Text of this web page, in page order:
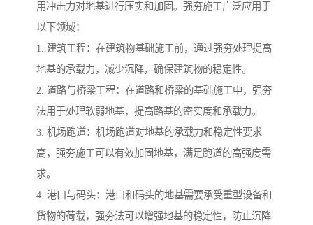
用冲击力对地基进行压实和加固。强夯施工广泛应用于
以下领域：
1. 建筑工程：在建筑物基础施工前，通过强夯处理提高
地基的承载力，减少沉降，确保建筑物的稳定性。
2. 道路与桥梁工程：在道路和桥梁的基础施工中，强夯
法用于处理软弱地基，提高路基的密实度和承载力。
3. 机场跑道：机场跑道对地基的承载力和稳定性要求
高，强夯施工可以有效加固地基，满足跑道的高强度需
求。
4. 港口与码头：港口和码头的地基需要承受重型设备和
货物的荷载，强夯法可以增强地基的稳定性，防止沉降